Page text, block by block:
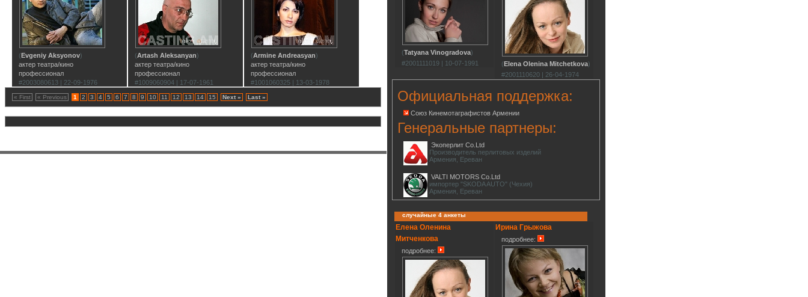
(Evgeniy Aksyonov)
актер театра/кино
профессионал
#2003080613 | 22-09-1976
(Artash Aleksanyan)
актер театра/кино
профессионал
#1009060904 | 17-07-1961
(Armine Andreasyan)
актер театра/кино
профессионал
#1001060325 | 13-03-1978
« First « Previous 1 2 3 4 5 6 7 8 9 10 11 12 13 14 15 Next » Last »
(Tatyana Vinogradova)
#2001111019 | 10-07-1991
(Elena Olenina Mitchetkova)
#2001110620 | 26-04-1974
Официальная поддержка:
Союз Кинемотаграфистов Армении
Генеральные партнеры:
Экоперлит Co.Ltd
Производитель перлитовых изделий
Армения, Ереван
VALTI MOTORS Co.Ltd
импортер "SKODA AUTO" (Чехия)
Армения, Ереван
случайные 4 анкеты
Елена Оленина
Митченкова
подробнее:
Ирина Грыжова
подробнее: